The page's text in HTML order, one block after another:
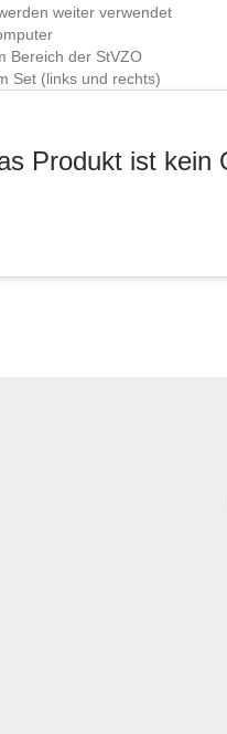
weiter verwendet
Bereich der StVZO
Set (links und rechts)
Produkt ist kein